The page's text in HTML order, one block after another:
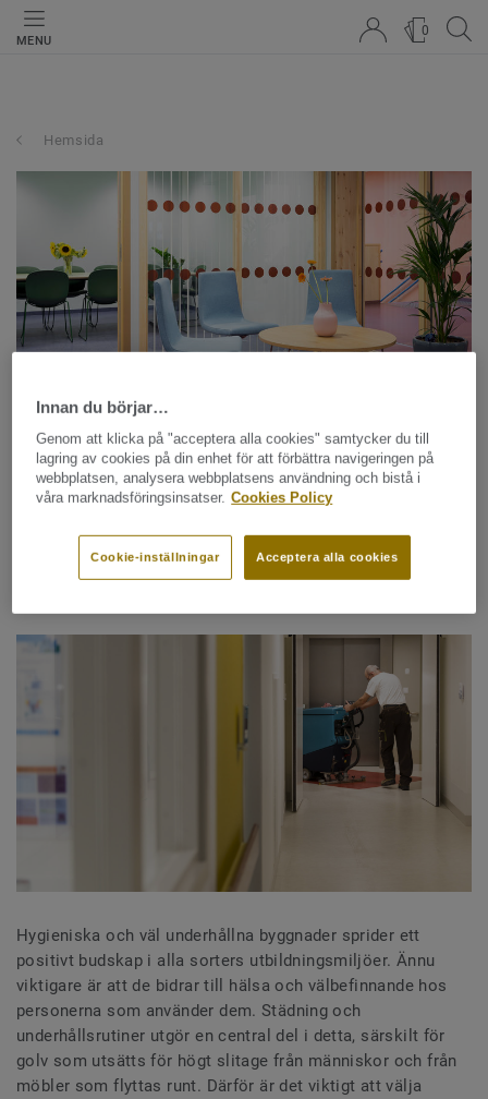
MENU
0
Hemsida
En god städekonomi
DELA
Hygieniska och väl underhållna byggnader sprider ett
positivt budskap i alla sorters utbildningsmiljöer. Ännu
viktigare är att de bidrar till hälsa och välbefinnande hos
personerna som använder dem. Städning och
underhållsrutiner utgör en central del i detta, särskilt för
golv som utsätts för högt slitage från människor och från
möbler som flyttas runt. Därför är det viktigt att välja
Innan du börjar…
Genom att klicka på "acceptera alla cookies" samtycker du till
lagring av cookies på din enhet för att förbättra navigeringen på
webbplatsen, analysera webbplatsens användning och bistå i
våra marknadsföringsinsatser. Cookies Policy
Acceptera alla cookies
Cookie-inställningar